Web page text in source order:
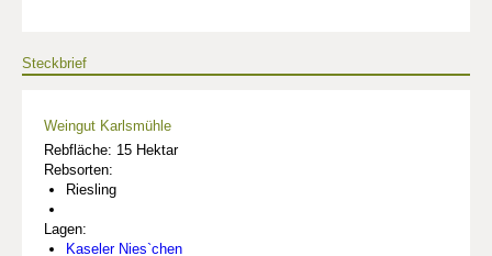
Steckbrief
Weingut Karlsmühle
Rebfläche: 15 Hektar
Rebsorten:
Riesling
Lagen:
Kaseler Nies`chen